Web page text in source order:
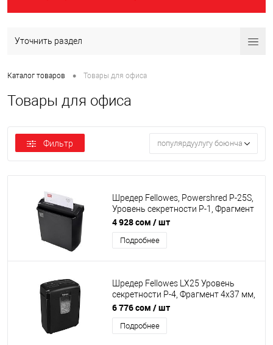
Уточнить раздел
Каталог товаров • Товары для офиса
Товары для офиса
Фильтр популярдуулугу боюнча
Шредер Fellowes, Powershred P-25S,
Уровень секретности P-1, Фрагмент
7 мм., Подача: 5лст, Ёмкость
корзины 11 л., Продольная резка,
Чёрный
4 928 сом / шт
Подробнее
Шредер Fellowes LX25 Уровень
секретности P-4, Фрагмент 4х37 мм,
Подача 6 лист, Ёмкость корзины
11.5 л, Уничтожение скоб, скрепок,
пл. карт, Чёрный
6 776 сом / шт
Подробнее